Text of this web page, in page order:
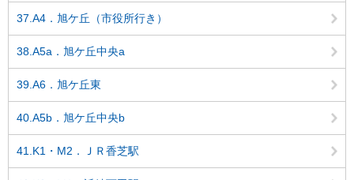
37.A4．旭ケ丘（市役所行き）
38.A5a．旭ケ丘中央a
39.A6．旭ケ丘東
40.A5b．旭ケ丘中央b
41.K1・M2．ＪＲ香芝駅